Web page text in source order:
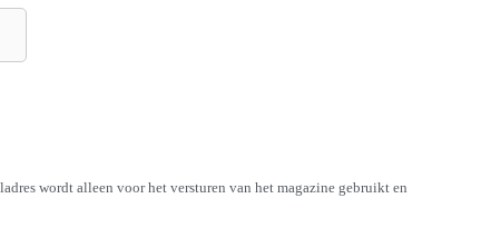
wordt alleen voor het versturen van het magazine gebruikt en